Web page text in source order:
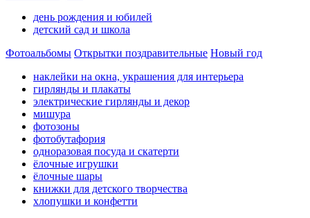
день рождения и юбилей
детский сад и школа
Фотоальбомы Открытки поздравительные Новый год
наклейки на окна, украшения для интерьера
гирлянды и плакаты
электрические гирлянды и декор
мишура
фотозоны
фотобутафория
одноразовая посуда и скатерти
ёлочные игрушки
ёлочные шары
книжки для детского творчества
хлопушки и конфетти